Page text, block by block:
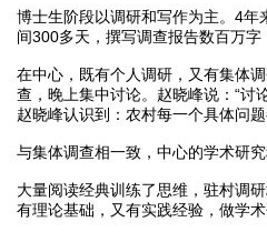
博士生阶段以调研和写作为主。4
间300多天，撰写调查报告数百万
在中心，既有个人调研，又有集体
查，晚上集中讨论。赵晓峰说：“讨
赵晓峰认识到：农村每一个具体问
与集体调查相一致，中心的学术研
大量阅读经典训练了思维，驻村调
有理论基础，又有实践经验，做学